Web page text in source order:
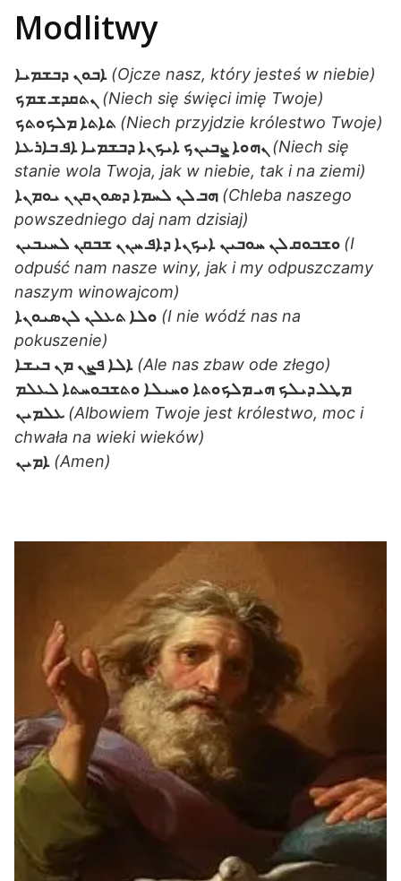
Modlitwy
ܐܒܘܢ ܕܒܫܡܝܐ (Ojcze nasz, który jesteś w niebie)
ܢܬܩܕܫ ܫܡܟ (Niech się święci imię Twoje)
ܬܐܬܐ ܡܠܟܘܬܟ (Niech przyjdzie królestwo Twoje)
(Niech się
stanie wola Twoja, jak w niebie, tak i na ziemi)
ܗܒ ܠܢ ܠܚܡܐ ܕܣܘܢܩܢܢ ܝܘܡܢܐ (Chleba naszego
powszedniego daj nam dzisiaj)
(I
odpuść nam nasze winy, jak i my odpuszczamy
naszym winowajcom)
ܘܠܐ ܬܥܠܢ ܠܢܣܝܘܢܐ (I nie wódź nas na
pokuszenie)
ܐܠܐ ܦܨܢ ܡܢ ܒܝܫܐ (Ale nas zbaw ode złego)
ܡܛܠ ܕܝܠܟ ܗܝ ܡܠܟܘܬܐ ܘܚܝܠܐ ܘܬܫܒܘܚܬܐ ܠܥܠܡ
(Albowiem Twoje jest królestwo, moc i
chwała na wieki wieków)
ܐܡܝܢ (Amen)